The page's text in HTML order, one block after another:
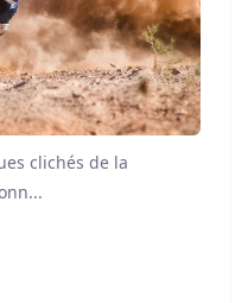
clichés de la